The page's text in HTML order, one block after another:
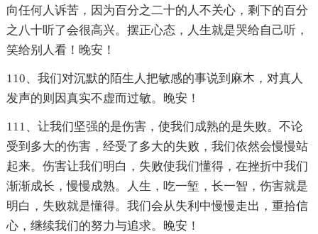
向任何人诉苦，因为百分之二十的人不关心，剩下的百分
之八十听了会很高兴。摆正心态，人生就是哭给自己听，
笑给别人看！晚安！
110、我们对沉默的陌生人把敏感的事说到麻木，对真人
发声的则因真实不虚而过敏。晚安！
111、让我们坚强的是伤害，使我们成熟的是失败。不论
受到多大的伤害，经受了多大的失败，我们依然会慢慢站
起来。伤害让我们明白，失败使我们懂得，在挫折中我们
渐渐成长，慢慢成熟。人生，吃一堑，长一智，伤害就是
明白，失败就是懂得。我们会从失利中慢慢走出，重拾信
心，继续我们的努力与追求。晚安！